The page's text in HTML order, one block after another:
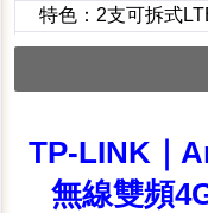
特色：2支可拆式
TP-LINK｜
無線雙頻